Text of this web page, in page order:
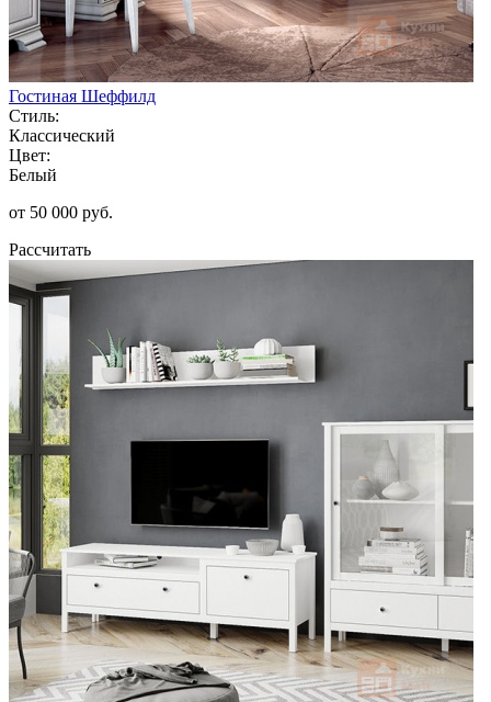
Гостиная Шеффилд
Стиль:
Классический
Цвет:
Белый
от 50 000 руб.
Рассчитать